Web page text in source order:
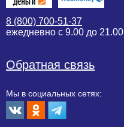
8 (800) 700-51-37
ежедневно с 9.00 до 21.00
Обратная связь
Мы в социальных сетях: